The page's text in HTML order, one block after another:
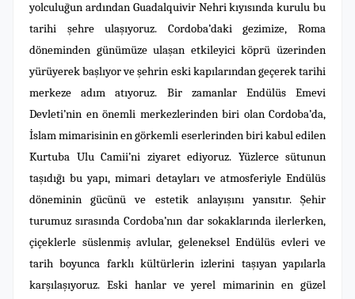
yolculuğun ardından Guadalquivir Nehri kıyısında kurulu bu
tarihi şehre ulaşıyoruz. Cordoba’daki gezimize, Roma
döneminden günümüze ulaşan etkileyici köprü üzerinden
yürüyerek başlıyor ve şehrin eski kapılarından geçerek tarihi
merkeze adım atıyoruz. Bir zamanlar Endülüs Emevi
Devleti’nin en önemli merkezlerinden biri olan Cordoba’da,
İslam mimarisinin en görkemli eserlerinden biri kabul edilen
Kurtuba Ulu Camii’ni ziyaret ediyoruz. Yüzlerce sütunun
taşıdığı bu yapı, mimari detayları ve atmosferiyle Endülüs
döneminin gücünü ve estetik anlayışını yansıtır. Şehir
turumuz sırasında Cordoba’nın dar sokaklarında ilerlerken,
çiçeklerle süslenmiş avlular, geleneksel Endülüs evleri ve
tarih boyunca farklı kültürlerin izlerini taşıyan yapılarla
karşılaşıyoruz. Eski hanlar ve yerel mimarinin en güzel